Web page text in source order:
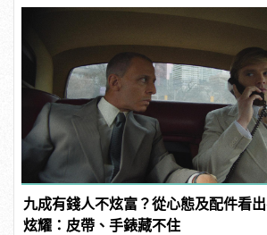
九成有錢人不炫富？從心態及配件看
炫耀：皮帶、手錶藏不住